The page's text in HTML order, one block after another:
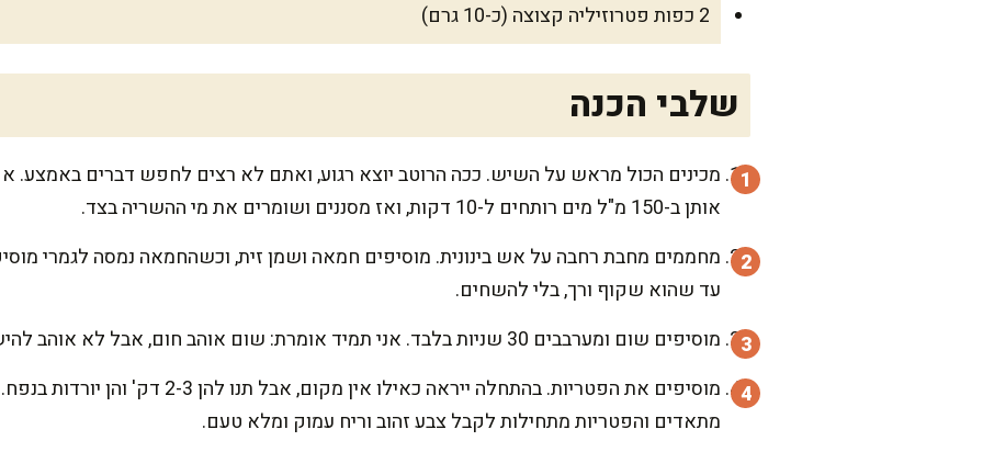
2 כפות פטרוזיליה קצוצה (כ-10 גרם)
שלבי הכנה
מכינים הכול מראש על השיש. ככה הרוטב יוצא רגוע, ואתם לא רצים לחפש דברים באמצע.
אותן ב-150 מ"ל מים רותחים ל-10 דקות, ואז מסננים ושומרים את מי ההשריה בצד.
עד שהוא שקוף ורך, בלי להשחים.
מוסיפים שום ומערבבים 30 שניות בלבד. אני תמיד אומרת: שום אוהב חום, אבל לא אוהב להישרף, כי אז הוא מר.
מתאדים והפטריות מתחילות לקבל צבע זהוב וריח עמוק ומלא טעם.